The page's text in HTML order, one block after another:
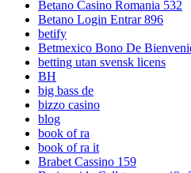
Betano Casino Romania 532
Betano Login Entrar 896
betify
Betmexico Bono De
betting utan svensk licens
BH
big bass de
bizzo casino
blog
book of ra
book of ra it
Brabet Cassino 159